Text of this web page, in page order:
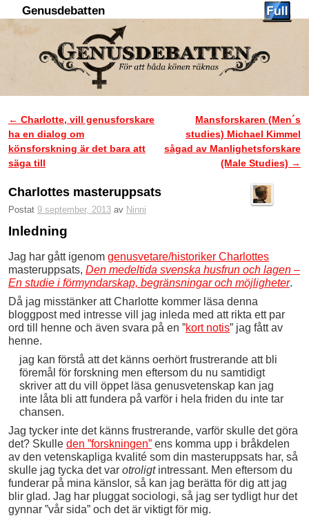
Genusdebatten
Inläggsnavigering
← Charlotte, vill genusforskare
ha en dialog om
könsforskning är det bara att
säga till
Mansforskaren (Men´s
studies) Michael Kimmel
sågad av Manlighetsforskare
(Male Studies) →
Charlottes masteruppsats
Postat 9 september, 2013 av Ninni
Inledning
Jag har gått igenom genusvetare/historiker Charlottes
masteruppsats, Den medeltida svenska husfrun och lagen –
En studie i förmyndarskap, begränsningar och möjligheter.
Då jag misstänker att Charlotte kommer läsa denna
bloggpost med intresse vill jag inleda med att rikta ett par
ord till henne och även svara på en ”kort notis” jag fått av
henne.
jag kan förstå att det känns oerhört frustrerande att bli
föremål för forskning men eftersom du nu samtidigt
skriver att du vill öppet läsa genusvetenskap kan jag
inte låta bli att fundera på varför i hela friden du inte tar
chansen.
Jag tycker inte det känns frustrerande, varför skulle det göra
det? Skulle den ”forskningen” ens komma upp i bråkdelen
av den vetenskapliga kvalité som din masteruppsats har, så
skulle jag tycka det var otroligtintressant. Men eftersom du
funderar på mina känslor, så kan jag berätta för dig att jag
blir glad. Jag har pluggat sociologi, så jag ser tydligt hur det
gynnar ”vår sida” och det är viktigt för mig.